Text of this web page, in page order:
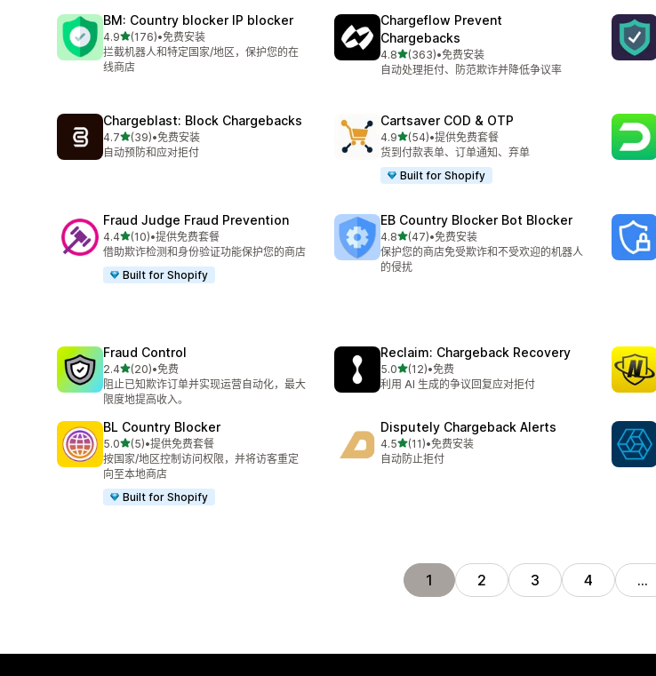
BM: Country blocker IP blocker
4.9星（满分 5 星）
(176)
总共 176 条评论
•免费安装
拦截机器人和特定国家/地区，保护您的在
线商店
Chargeflow Prevent
Chargebacks
4.8星（满分 5 星）
(363)
总共 363 条评论
•免费安装
自动处理拒付、防范欺诈并降低争议率
Chargeblast: Block Chargebacks
4.7星（满分 5 星）
(39)
总共 39 条评论
•免费安装
自动预防和应对拒付
Cartsaver COD & OTP
4.9星（满分 5 星）
(54)
总共 54 条评论
•提供免费套餐
货到付款表单、订单通知、弃单
Built for Shopify
Fraud Judge Fraud Prevention
4.4星（满分 5 星）
(10)
总共 10 条评论
•提供免费套餐
借助欺诈检测和身份验证功能保护您的商店
Built for Shopify
EB Country Blocker Bot Blocker
4.8星（满分 5 星）
(47)
总共 47 条评论
•免费安装
保护您的商店免受欺诈和不受欢迎的机器人
的侵扰
Fraud Control
2.4星（满分 5 星）
(20)
总共 20 条评论
•免费
阻止已知欺诈订单并实现运营自动化，最大
限度地提高收入。
Reclaim: Chargeback Recovery
5.0星（满分 5 星）
(12)
总共 12 条评论
•免费
利用 AI 生成的争议回复应对拒付
BL Country Blocker
5.0星（满分 5 星）
(5)
总共 5 条评论
•提供免费套餐
按国家/地区控制访问权限，并将访客重定
向至本地商店
Built for Shopify
Disputely Chargeback Alerts
4.5星（满分 5 星）
(11)
总共 11 条评论
•免费安装
自动防止拒付
1 2 3 4 …